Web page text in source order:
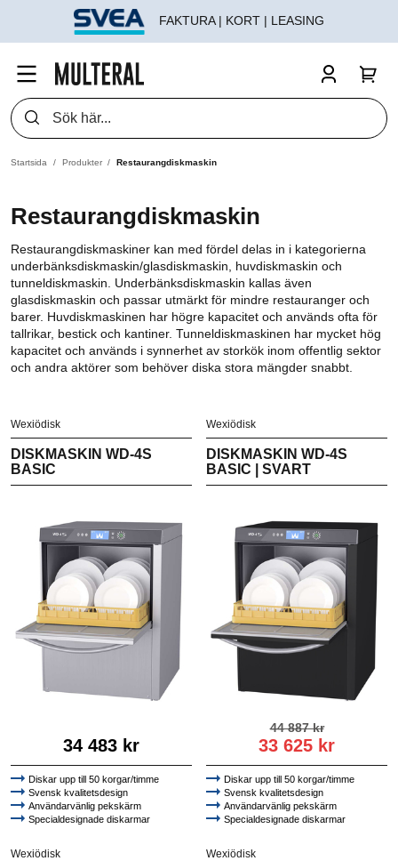
FAKTURA | KORT | LEASING
Startsida Produkter Restaurangdiskmaskin
Restaurangdiskmaskin
Restaurangdiskmaskiner kan med fördel delas in i kategorierna
underbänksdiskmaskin/glasdiskmaskin, huvdiskmaskin och
tunneldiskmaskin. Underbänksdiskmaskin kallas även
glasdiskmaskin och passar utmärkt för mindre restauranger och
barer. Huvdiskmaskinen har högre kapacitet och används ofta för
tallrikar, bestick och kantiner. Tunneldiskmaskinen har mycket hög
kapacitet och används i synnerhet av storkök inom offentlig sektor
och andra aktörer som behöver diska stora mängder snabbt.
Wexiödisk
DISKMASKIN WD-4S
BASIC
34 483 kr
Diskar upp till 50 korgar/timme
Svensk kvalitetsdesign
Användarvänlig pekskärm
Specialdesignade diskarmar
Wexiödisk
DISKMASKIN WD-4S
BASIC | SVART
44 887 kr
33 625 kr
Diskar upp till 50 korgar/timme
Svensk kvalitetsdesign
Användarvänlig pekskärm
Specialdesignade diskarmar
Wexiödisk Wexiödisk